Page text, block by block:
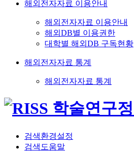
해외전자자료 이용안내
해외전자자료 이용안내
해외DB별 이용권한
대학별 해외DB 구독현황
해외전자자료 통계
해외전자자료 통계
검색환경설정
검색도움말